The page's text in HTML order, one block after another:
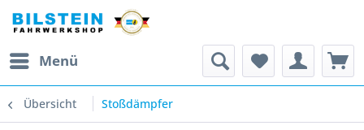
Menü
Übersicht Stoßdämpfer